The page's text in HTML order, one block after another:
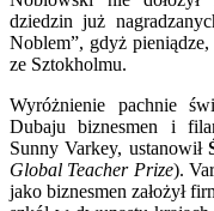
dziedzin już
Noblem”, gdyż
ze Sztokholmu.
Wyróżnienie pachnie
Dubaju biznesmen i
Sunny Varkey, ustanowił
Global Teacher Prize).
jako biznesmen założył